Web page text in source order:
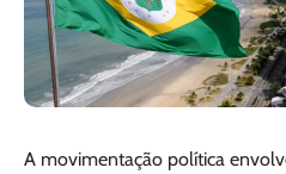
A movimentação política